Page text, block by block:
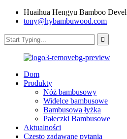
Huaihua Hengyu Bamboo
tony@hybambuwood.com
Dom
Produkty
Nóż bambusowy
Widelce bambusowe
Bambusowa łyżka
Pałeczki Bambusowe
Aktualności
Często zadawane pytania